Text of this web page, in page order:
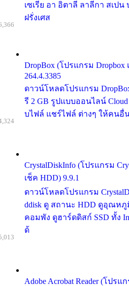
เซเรีย อา อิตาลี ลาลีกา สเปน
ฝรั่งเศส
DropBox (โปรแกรม
264.4.3385
ดาวน์โหลดโปรแกรม
รี 2 GB รูปแบบออนไลน์
บไฟล์ แชร์ไฟล์ ต่างๆ ให้คนอื่
CrystalDiskInfo (โปรแกรม
เช็ค HDD) 9.9.1
ดาวน์โหลดโปรแกรม
ddisk ดู สถานะ HDD ดูอุณหภู
คอมพัง ดูฮาร์ดดิสก์ SSD ทั้ง
ด้
Adobe Acrobat Reader (โปร